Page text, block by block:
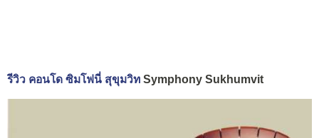
รีวิว คอนโด ซิมโฟนี่ สุขุมวิท Symphony Sukhumvit